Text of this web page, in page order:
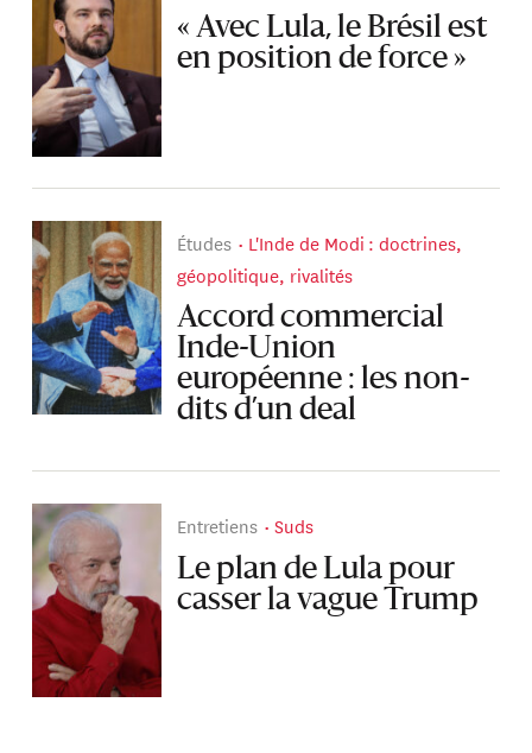
« Avec Lula, le Brésil est
en position de force »
Études
L'Inde de Modi : doctrines,
géopolitique, rivalités
Accord commercial
Inde-Union
européenne : les non-
dits d’un deal
Entretiens Suds
Le plan de Lula pour
casser la vague Trump